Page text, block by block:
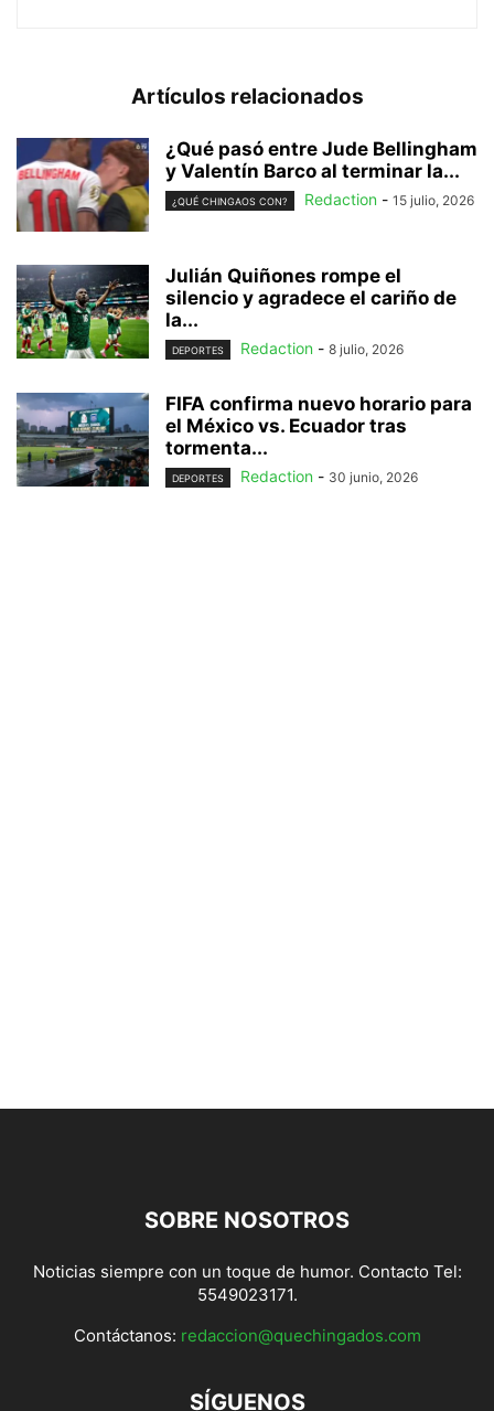
Artículos relacionados
¿Qué pasó entre Jude Bellingham
y Valentín Barco al terminar la...
¿QUÉ CHINGAOS CON? Redaction - 15 julio, 2026
Julián Quiñones rompe el
silencio y agradece el cariño de
la...
DEPORTES Redaction - 8 julio, 2026
FIFA confirma nuevo horario para
el México vs. Ecuador tras
tormenta...
DEPORTES Redaction - 30 junio, 2026
SOBRE NOSOTROS
Noticias siempre con un toque de humor. Contacto Tel:
5549023171.
Contáctanos: redaccion@quechingados.com
SÍGUENOS